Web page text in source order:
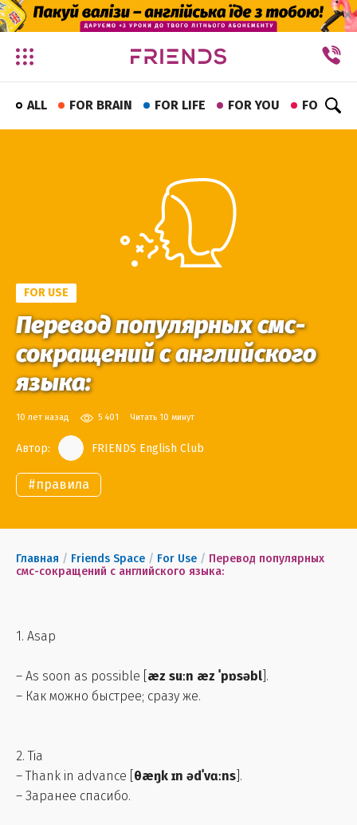
✕
ALL FOR BRAIN FOR LIFE FOR YOU FOR FUN
FOR USE
Перевод популярных смс-
сокращений с английского
языка:
10 лет назад 5 401 Читать 10 минут
Автор: FRIENDS English Club
#правила
Главная / Friends Space / For Use / Перевод популярных
смс-сокращений с английского языка:
1. Asap
– As soon as possible [ æz suːn æz ˈpɒsəbl ].
– Как можно быстрее; сразу же.
2. Tia
– Thank in advance [ θæŋk ɪn ədˈvɑːns ].
– Заранее спасибо.